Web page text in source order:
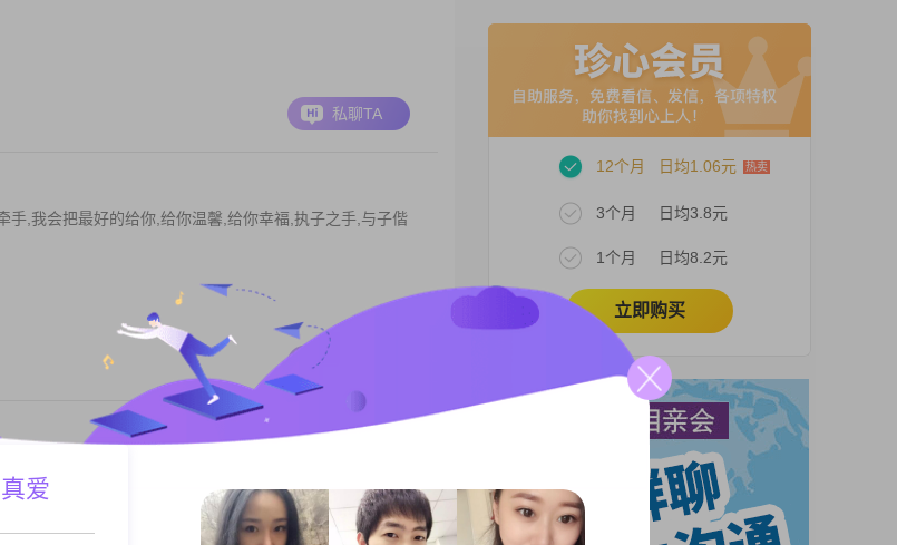
私聊TA
,我会把最好的给你,给你温馨,给你幸福,执子之手,与子偕
你的信息中给我点提示呢?我的昵称上有,就看你的了.
12个月 日均1.06元
3个月 日均3.8元
1个月 日均8.2元
立即购买
爱